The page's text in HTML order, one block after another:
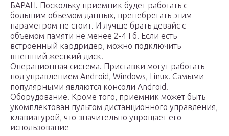
БАРАН. Поскольку приемник будет работать с
большим объемом данных, пренебрегать этим
параметром не стоит. И лучше брать девайс с
объемом памяти не менее 2-4 Гб. Если есть
встроенный кардридер, можно подключить
внешний жесткий диск.
Операционная система. Приставки могут работать
под управлением Android, Windows, Linux. Самыми
популярными являются консоли Android.
Оборудование. Кроме того, приемник может быть
укомплектован пультом дистанционного управления,
клавиатурой, что значительно упрощает его
использование